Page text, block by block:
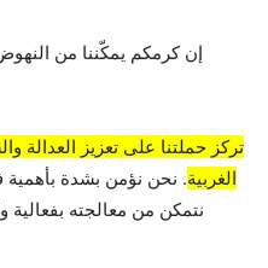
إن كرمكم يمكّننا من
تركز حملتنا على تعزيز العدالة
الغربية. نحن نؤمن بشدة بأهمية
نتمكن من معالجته